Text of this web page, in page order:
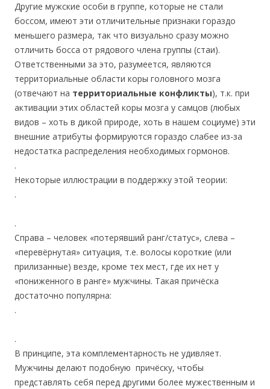
Другие мужские особи в группе, которые не стали
боссом, имеют эти отличительные признаки гораздо
меньшего размера, так что визуально сразу можно
отличить босса от рядового члена группы (стаи).
Ответственными за это, разумеется, являются
территориальные области коры головного мозга
(отвечают на территориальные конфликты), т.к. при
активации этих областей коры мозга у самцов (любых
видов – хоть в дикой природе, хоть в нашем социуме) эти
внешние атрибуты формируются гораздо слабее из-за
недостатка распределения необходимых гормонов.
.
Некоторые иллюстрации в поддержку этой теории:
.
.
Справа – человек «потерявший ранг/статус», слева –
«перевёрнутая» ситуация, т.е. волосы короткие (или
прилизанные) везде, кроме тех мест, где их нет у
«пониженного в ранге» мужчины. Такая причёска
достаточно популярна:
.
.
В принципе, эта комплементарность не удивляет.
Мужчины делают подобную причёску, чтобы
представлять себя перед другими более мужественным и